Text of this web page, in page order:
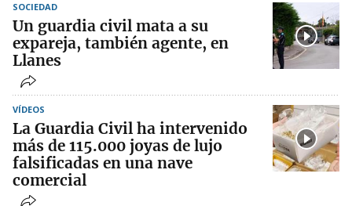
SOCIEDAD
Un guardia civil mata a su
expareja, también agente, en
Llanes
VÍDEOS
La Guardia Civil ha intervenido
más de 115.000 joyas de lujo
falsificadas en una nave
comercial